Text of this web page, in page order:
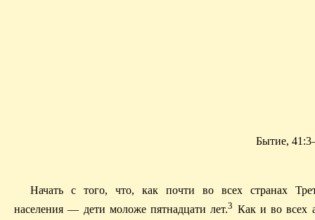
Бытие,
Начать с того, что, как почти во всех странахТ
населения — дети моложе пятнадцати лет.3 Как и во всех